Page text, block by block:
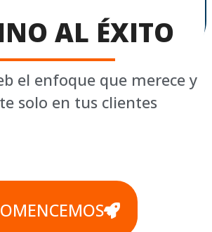
AL ÉXITO
el enfoque que merece y
solo en tus clientes